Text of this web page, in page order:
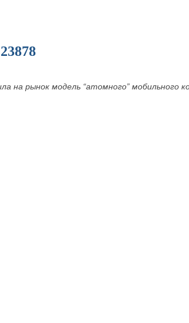
на рынок модель “атомного” мобильного